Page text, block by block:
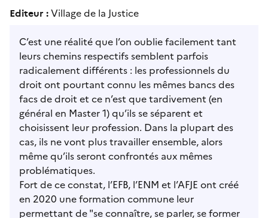
Editeur :Village de la Justice
C’est une réalité que l’on oublie facilement tant
leurs chemins respectifs semblent parfois
radicalement différents : les professionnels du
droit ont pourtant connu les mêmes bancs des
facs de droit et ce n’est que tardivement (en
général en Master 1) qu’ils se séparent et
choisissent leur profession. Dans la plupart des
cas, ils ne vont plus travailler ensemble, alors
même qu’ils seront confrontés aux mêmes
problématiques.
Fort de ce constat, l’EFB, l’ENM et l’AFJE ont créé
en 2020 une formation commune leur
permettant de "se connaître, se parler, se former